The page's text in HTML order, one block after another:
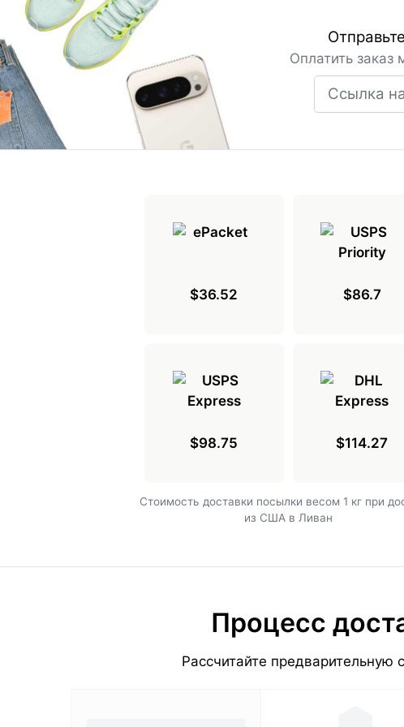
Оплатить заказ
$36.52 $86.7
$98.75 $114.27
Cтоимость доставки посылки весом 1 кг при
из США в Ливан
Процесс
Рассчитайте предварительную